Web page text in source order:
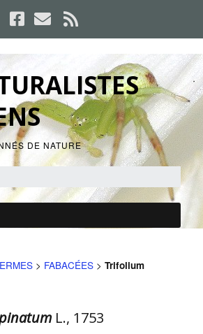
DE NATURE
> FABACÉES > Trifolium
L., 1753